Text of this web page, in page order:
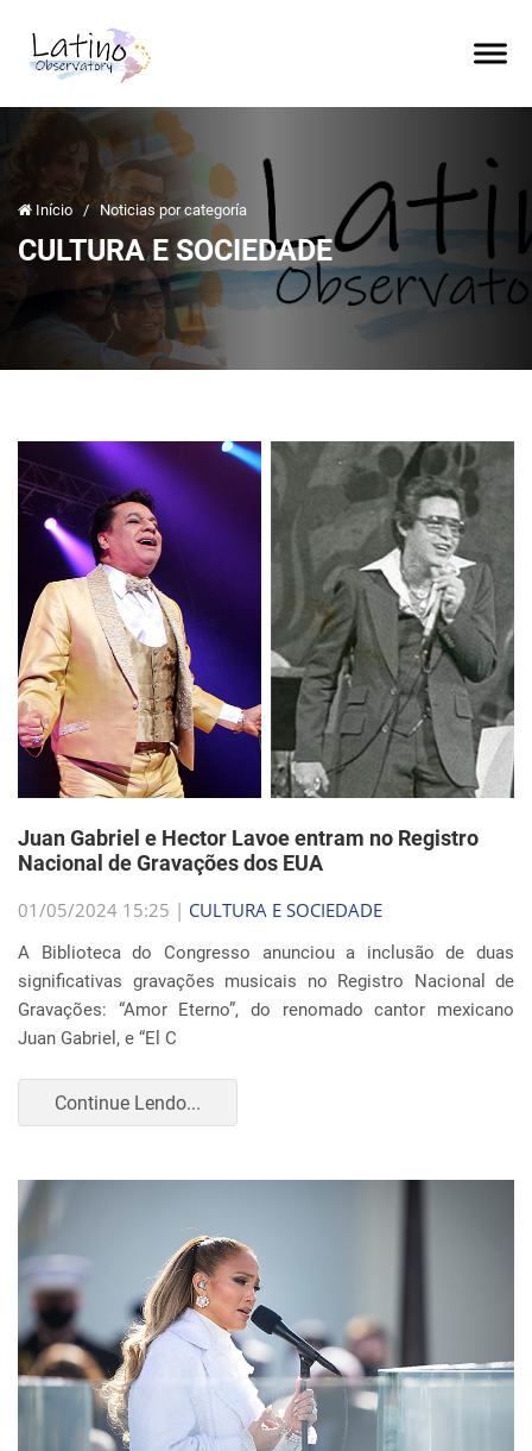
Início / Noticias por categoría
CULTURA E SOCIEDADE
Juan Gabriel e Hector Lavoe entram no Registro
Nacional de Gravações dos EUA
01/05/2024 15:25 | CULTURA E SOCIEDADE
A Biblioteca do Congresso anunciou a inclusão de duas
significativas gravações musicais no Registro Nacional de
Gravações: “Amor Eterno”, do renomado cantor mexicano
Juan Gabriel, e “El C
Continue Lendo...